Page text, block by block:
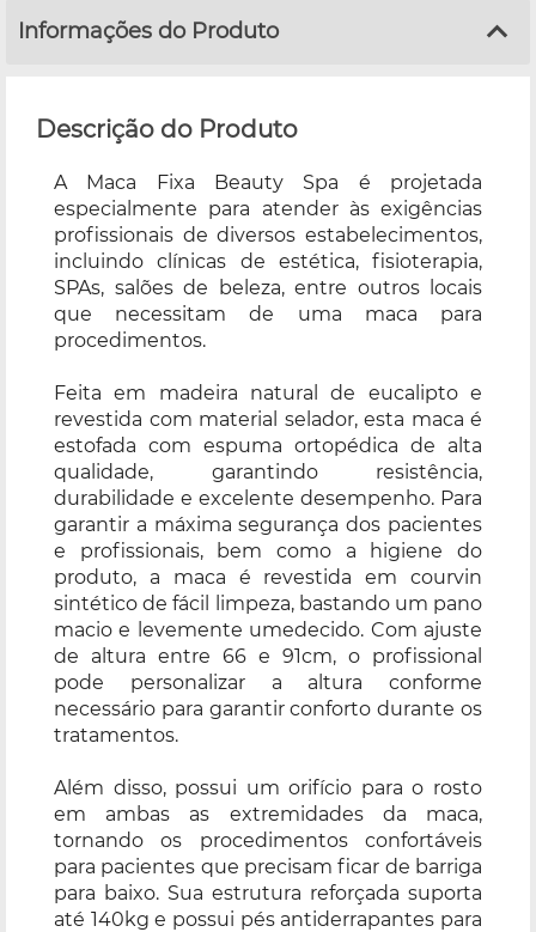
Informações do Produto
Descrição do Produto
A Maca Fixa Beauty Spa é projetada
especialmente para atender às exigências
profissionais de diversos estabelecimentos,
incluindo clínicas de estética, fisioterapia,
SPAs, salões de beleza, entre outros locais
que necessitam de uma maca para
procedimentos.
Feita em madeira natural de eucalipto e
revestida com material selador, esta maca é
estofada com espuma ortopédica de alta
qualidade, garantindo resistência,
durabilidade e excelente desempenho. Para
garantir a máxima segurança dos pacientes
e profissionais, bem como a higiene do
produto, a maca é revestida em courvin
sintético de fácil limpeza, bastando um pano
macio e levemente umedecido. Com ajuste
de altura entre 66 e 91cm, o profissional
pode personalizar a altura conforme
necessário para garantir conforto durante os
tratamentos.
Além disso, possui um orifício para o rosto
em ambas as extremidades da maca,
tornando os procedimentos confortáveis
para pacientes que precisam ficar de barriga
para baixo. Sua estrutura reforçada suporta
até 140kg e possui pés antiderrapantes para